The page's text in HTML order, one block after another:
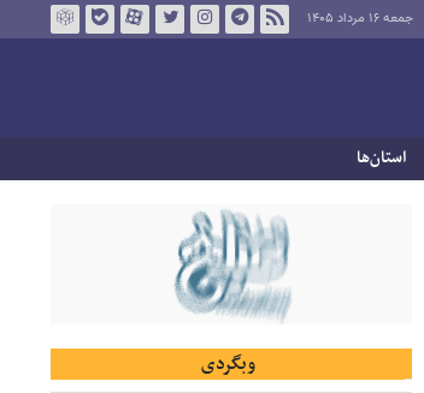
جمعه ۱۶ مرداد ۱۴۰۵
استان‌ها
وبگردی